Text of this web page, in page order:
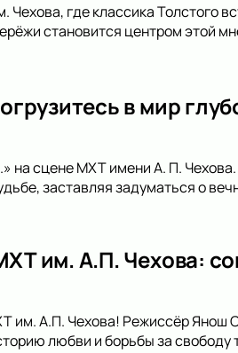
где классика Толстого
становится центром этой
в мир
на сцене МХТ имени А. П.
заставляя задуматься о
им. А.П. Чехова:
им. А.П. Чехова! Режиссёр Янош
любви и борьбы за свободу